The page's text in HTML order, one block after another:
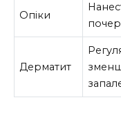
Опіки
Дерматит